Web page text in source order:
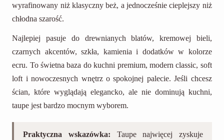
wyrafinowany niż klasyczny beż, a jednocześnie cieplejszy niż
chłodna szarość.
Najlepiej pasuje do drewnianych blatów, kremowej bieli,
czarnych akcentów, szkła, kamienia i dodatków w kolorze
ecru. To świetna baza do kuchni premium, modern classic, soft
loft i nowoczesnych wnętrz o spokojnej palecie. Jeśli chcesz
ścian, które wyglądają elegancko, ale nie dominują kuchni,
taupe jest bardzo mocnym wyborem.
Praktyczna wskazówka: Taupe najwięcej zyskuje